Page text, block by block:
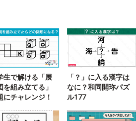
生で解ける「展
を組み立てる」
にチャレンジ！
「？」に入る漢字は
なに？和同開珎パズ
ル177